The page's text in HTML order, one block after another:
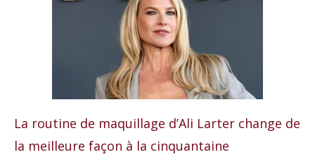
La routine de maquillage d’Ali Larter change de
la meilleure façon à la cinquantaine